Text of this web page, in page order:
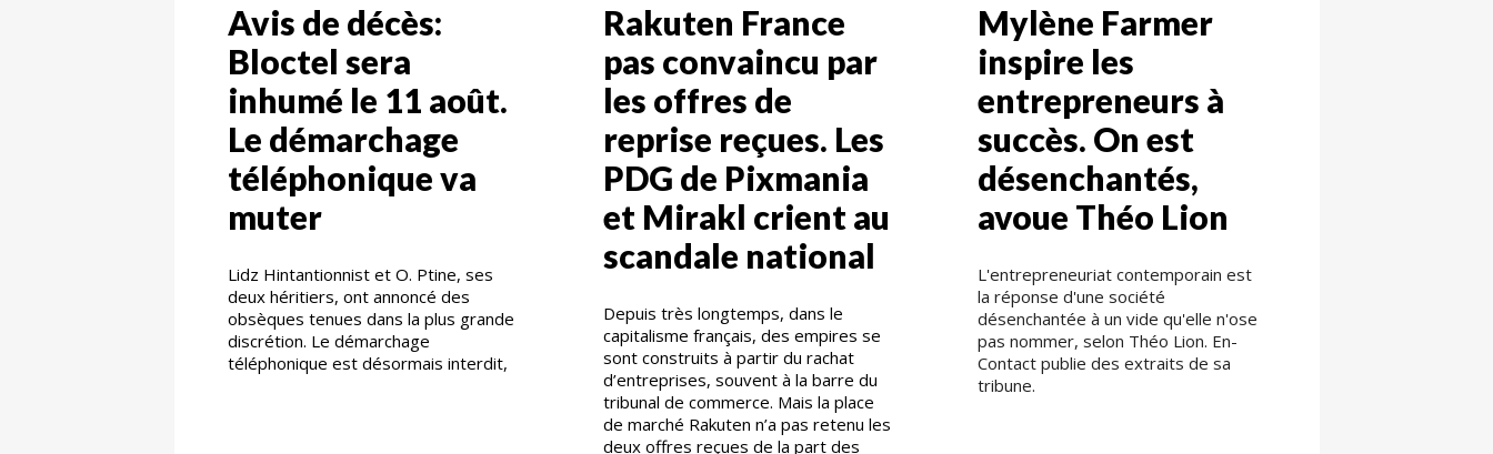
Avis de décès:
Bloctel sera
inhumé le 11 août.
Le démarchage
téléphonique va
muter
Lidz Hintantionnist et O. Ptine, ses
deux héritiers, ont annoncé des
obsèques tenues dans la plus grande
discrétion. Le démarchage
téléphonique est désormais interdit,
Rakuten France
pas convaincu par
les offres de
reprise reçues. Les
PDG de Pixmania
et Mirakl crient au
scandale national
Depuis très longtemps, dans le
capitalisme français, des empires se
sont construits à partir du rachat
d’entreprises, souvent à la barre du
tribunal de commerce. Mais la place
de marché Rakuten n’a pas retenu les
deux offres reçues de la part des
Mylène Farmer
inspire les
entrepreneurs à
succès. On est
désenchantés,
avoue Théo Lion
L'entrepreneuriat contemporain est
la réponse d'une société
désenchantée à un vide qu'elle n'ose
pas nommer, selon Théo Lion. En-
Contact publie des extraits de sa
tribune.